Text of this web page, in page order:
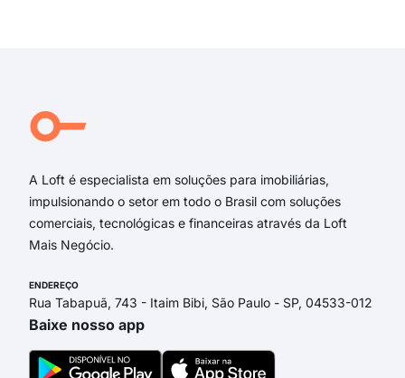
A Loft é especialista em soluções para imobiliárias,
impulsionando o setor em todo o Brasil com soluções
comerciais, tecnológicas e financeiras através da Loft
Mais Negócio.
ENDEREÇO
Rua Tabapuã, 743 - Itaim Bibi, São Paulo - SP, 04533-012
Baixe nosso app